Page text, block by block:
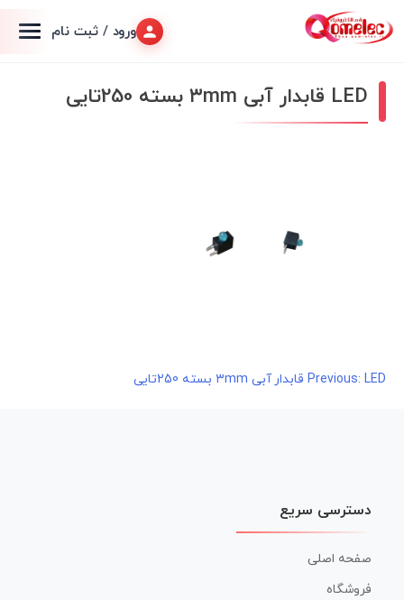
ورود / ثبت نام
LED قابدار آبی ۳mm بسته 250تایی
راهبریPrevious: LED قابدار آبی ۳mm بسته 250تایی
دسترسی سریع
صفحه اصلی
فروشگاه